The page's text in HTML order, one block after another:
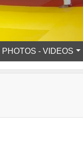
PHOTOS - VIDEOS